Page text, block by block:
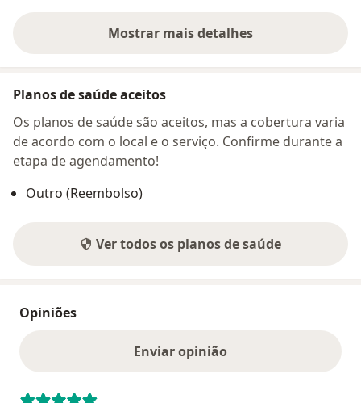
Mostrar mais detalhes
sobre o endereço
Planos de saúde aceitos
Os planos de saúde são aceitos, mas a cobertura varia
de acordo com o local e o serviço. Confirme durante a
etapa de agendamento!
Outro (Reembolso)
Ver todos os planos de saúde
Opiniões
Enviar opinião